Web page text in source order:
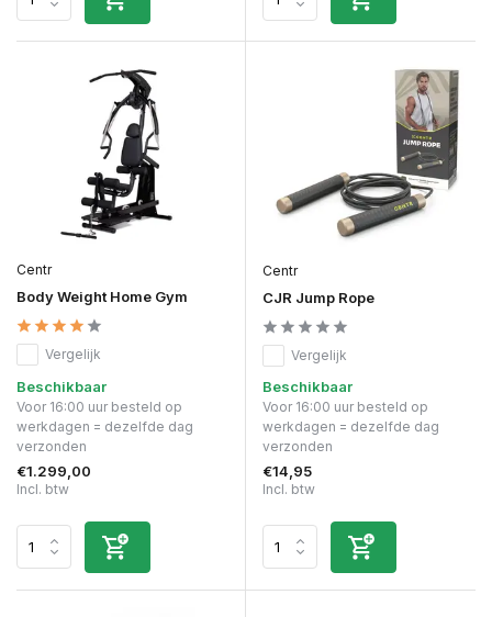
Centr
Body Weight Home Gym
Vergelijk
Beschikbaar
Voor 16:00 uur besteld op
werkdagen = dezelfde dag
verzonden
€1.299,00
Incl. btw
Centr
CJR Jump Rope
Vergelijk
Beschikbaar
Voor 16:00 uur besteld op
werkdagen = dezelfde dag
verzonden
€14,95
Incl. btw